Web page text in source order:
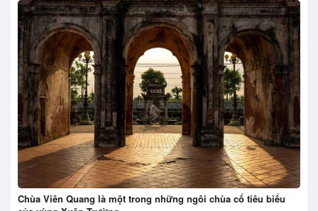
Chùa Viên Quang là một trong những ngôi chùa cổ tiêu biểu